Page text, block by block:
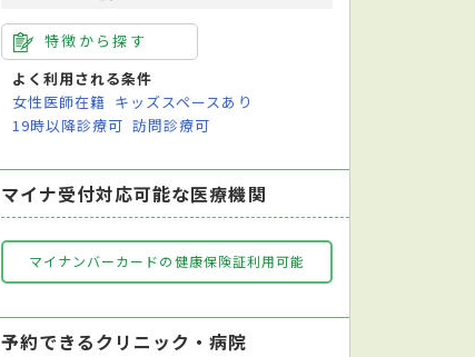
特徴から探す
よく利用される条件
女性医師在籍 キッズスペースあり
19時以降診療可 訪問診療可
マイナ受付対応可能な医療機関
マイナンバーカードの健康保険証利用可能
予約できるクリニック・病院